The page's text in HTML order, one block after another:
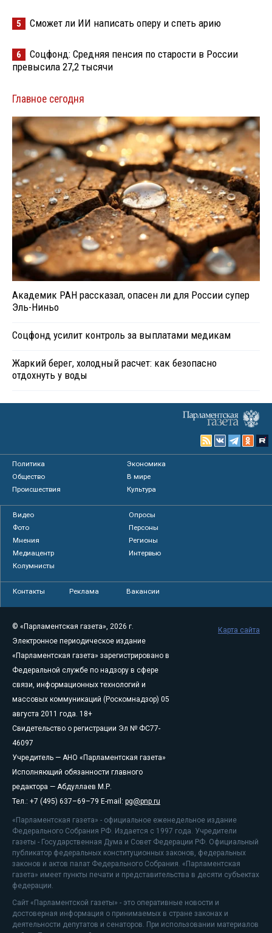
5 Сможет ли ИИ написать оперу и спеть арию
6
Соцфонд: Средняя пенсия по старости в России
превысила 27,2 тысячи
Главное сегодня
Академик РАН рассказал, опасен ли для России супер
Эль-Ниньо
Соцфонд усилит контроль за выплатами медикам
Жаркий берег, холодный расчет: как безопасно
отдохнуть у воды
Политика
Экономика
Общество
В мире
Происшествия
Культура
Видео
Опросы
Фото
Персоны
Мнения
Регионы
Медиацентр
Интервью
Колумнисты
Контакты Реклама Вакансии
© «Парламентская газета», 2026 г.
Электронное периодическое издание
«Парламентская газета» зарегистрировано в
Федеральной службе по надзору в сфере
связи, информационных технологий и
массовых коммуникаций (Роскомнадзор) 05
августа 2011 года. 18+
Свидетельство о регистрации Эл № ФС77-
46097
Учредитель — АНО «Парламентская газета»
Исполняющий обязанности главного
редактора — Абдуллаев М.Р.
Тел.: +7 (495) 637–69–79 E-mail: pg@pnp.ru
«Парламентская газета» - официальное еженедельное издание
Федерального Собрания РФ. Издается с 1997 года. Учредители
газеты - Государственная Дума и Совет Федерации РФ. Официальный
публикатор федеральных конституционных законов, федеральных
законов и актов палат Федерального Собрания. «Парламентская
газета» имеет пункты печати и представительства в десяти субъектах
федерации.
Сайт «Парламентской газеты» - это оперативные новости и
достоверная информация о принимаемых в стране законах и
деятельности депутатов и сенаторов. При использовании материалов
Карта сайта